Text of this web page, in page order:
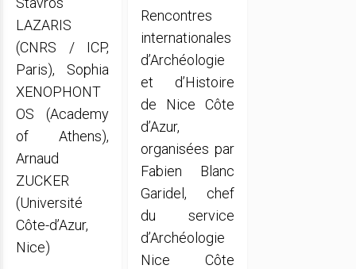
LAZARIS
(CNRS / ICP,
Paris), Sophia
XENOPHONT
OS (Academy
of Athens),
Arnaud
ZUCKER
(Université
Côte-d’Azur,
Nice)
Rencontres
internationales
d’Archéologie
et d’Histoire
de Nice Côte
d’Azur,
organisées par
Fabien Blanc
Garidel, chef
du service
d’Archéologie
Nice Côte